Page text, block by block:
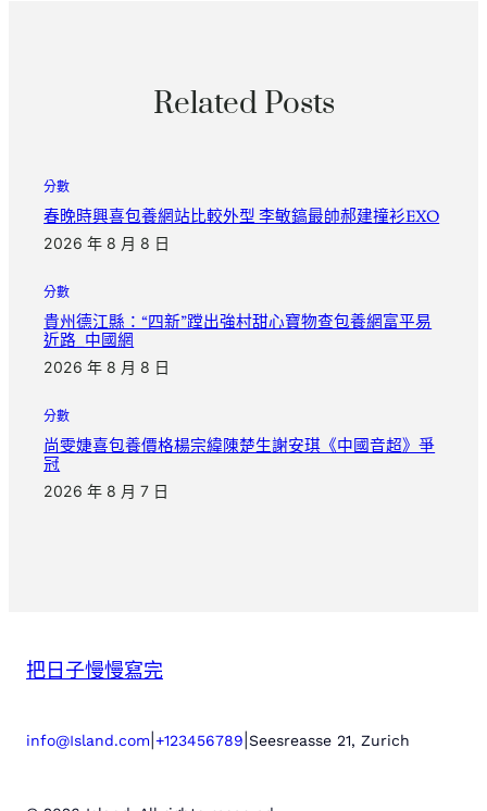
Related Posts
分數
春晚時興喜包養網站比較外型 李敏鎬最帥郝建撞衫EXO
2026 年 8 月 8 日
分數
貴州德江縣：“四新”蹚出強村甜心寶物查包養網富平易
近路_中國網
2026 年 8 月 8 日
分數
尚雯婕喜包養價格楊宗緯陳楚生謝安琪《中國音超》爭
冠
2026 年 8 月 7 日
把日子慢慢寫完
info@Island.com +123456789 Seesreasse 21, Zurich